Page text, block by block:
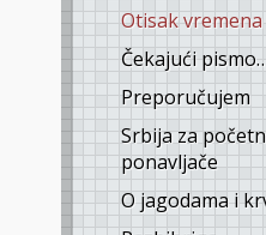
Otisak vremena
Čekajući
Preporučujem
Srbija za
ponavljače
O jagodama i